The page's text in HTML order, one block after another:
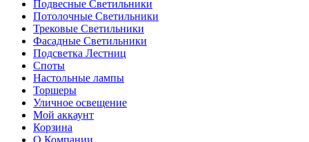
Подвесные Светильники
Потолочные Светильники
Трековые Светильники
Фасадные Светильники
Подсветка Лестниц
Споты
Настольные лампы
Торшеры
Уличное освещение
Мой аккаунт
Корзина
О Компании